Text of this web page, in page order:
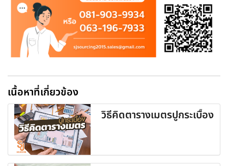
เนื้อหาที่เกี่ยวข้อง
วิธีคิดตารางเมตรปูกระเบื้อง